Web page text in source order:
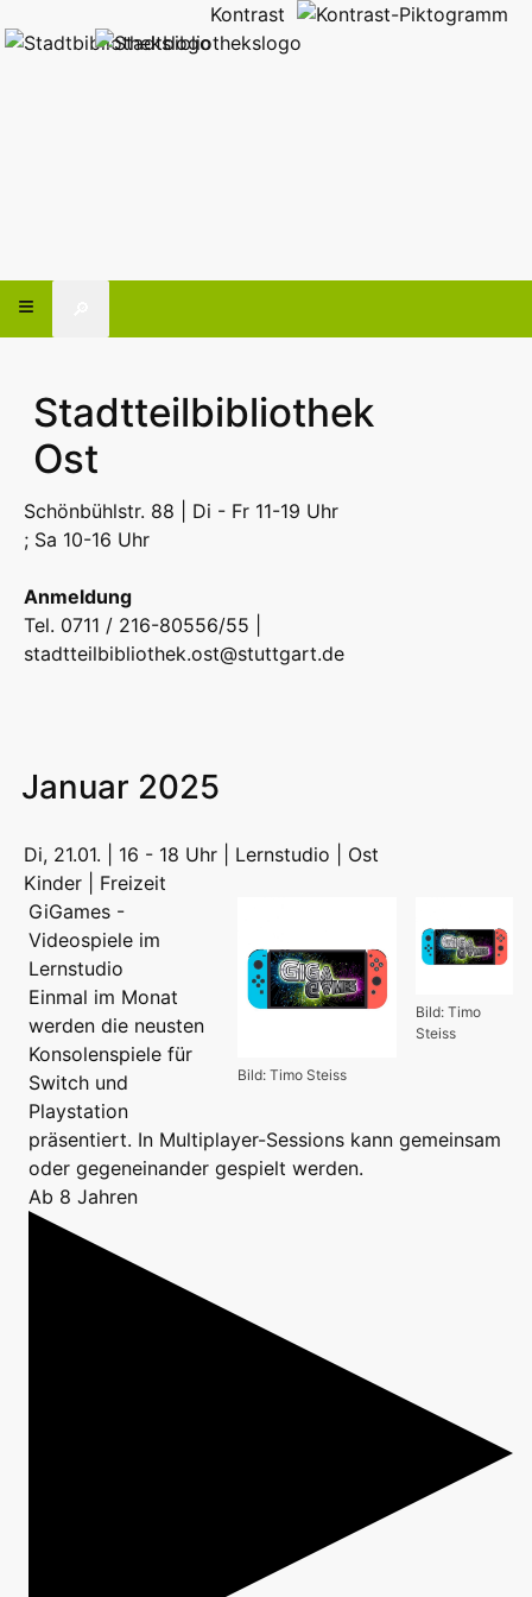
Kontrast
Stadtteilbibliothek
Ost
Schönbühlstr. 88 | Di - Fr 11-19 Uhr
; Sa 10-16 Uhr
Anmeldung
Tel. 0711 / 216-80556/55 |
stadtteilbibliothek.ost@stuttgart.de
Januar 2025
Di, 21.01. | 16 - 18 Uhr | Lernstudio | Ost
Kinder | Freizeit
Bild: Timo
Steiss
Bild: Timo Steiss
GiGames -
Videospiele im
Lernstudio
Einmal im Monat
werden die neusten
Konsolenspiele für
Switch und
Playstation
präsentiert. In Multiplayer-Sessions kann gemeinsam
oder gegeneinander gespielt werden.
Ab 8 Jahren